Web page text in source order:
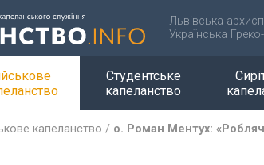
Львівська
Українська
Студентське
капеланство
капеланство / о. Роман Ментух: